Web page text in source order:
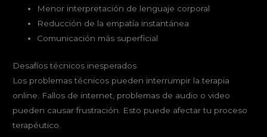
Menor interpretación de lenguaje corporal
Reducción de la empatía instantánea
Comunicación más superficial
Desafíos técnicos inesperados
Los problemas técnicos pueden interrumpir la terapia
online. Fallos de internet, problemas de audio o video
pueden causar frustración. Esto puede afectar tu proceso
terapéutico.